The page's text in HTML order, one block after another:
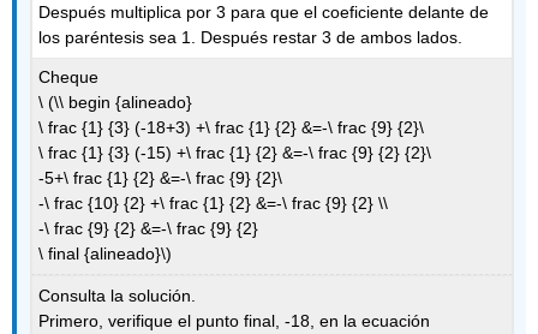
Después multiplica por 3 para que el coeficiente delante de
los paréntesis sea 1. Después restar 3 de ambos lados.
Cheque
\ (\\ begin {alineado}
\ frac {1} {3} (-18+3) +\ frac {1} {2} &=-\ frac {9} {2}\
\ frac {1} {3} (-15) +\ frac {1} {2} &=-\ frac {9} {2} {2}\
-5+\ frac {1} {2} &=-\ frac {9} {2}\
-\ frac {10} {2} +\ frac {1} {2} &=-\ frac {9} {2} \\
-\ frac {9} {2} &=-\ frac {9} {2}
\ final {alineado}\)
Consulta la solución.
Primero, verifique el punto final, -18, en la ecuación